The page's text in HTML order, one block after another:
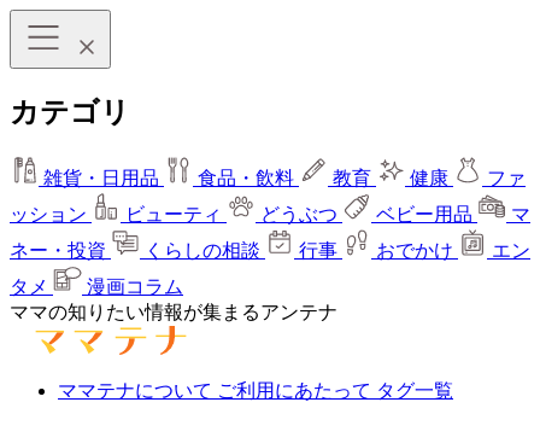
カテゴリ
雑貨・日用品 食品・飲料 教育 健康
ファ
ッション
ビューティ どうぶつ ベビー用品
マ
ネー・投資
くらしの相談 行事 おでかけ
エン
タメ
漫画コラム
ママの知りたい情報が集まるアンテナ
ママテナについて ご利用にあたって タグ一覧